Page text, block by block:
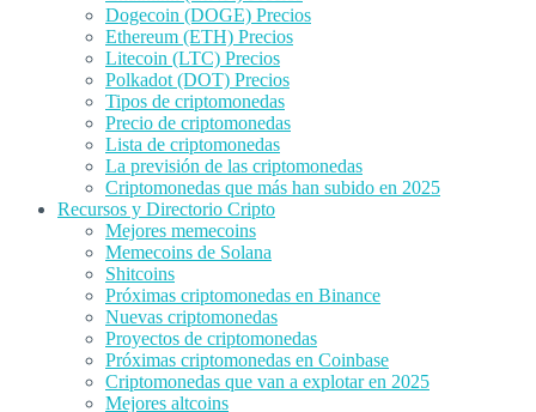
Dogecoin (DOGE) Precios
Ethereum (ETH) Precios
Litecoin (LTC) Precios
Polkadot (DOT) Precios
Tipos de criptomonedas
Precio de criptomonedas
Lista de criptomonedas
La previsión de las criptomonedas
Criptomonedas que más han subido en 2025
Recursos y Directorio Cripto
Mejores memecoins
Memecoins de Solana
Shitcoins
Próximas criptomonedas en Binance
Nuevas criptomonedas
Proyectos de criptomonedas
Próximas criptomonedas en Coinbase
Criptomonedas que van a explotar en 2025
Mejores altcoins